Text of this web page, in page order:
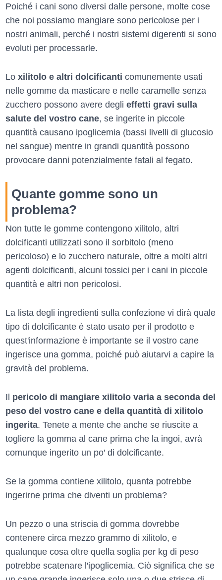
Poiché i cani sono diversi dalle persone, molte cose
che noi possiamo mangiare sono pericolose per i
nostri animali, perché i nostri sistemi digerenti si sono
evoluti per processarle.
Lo xilitolo e altri dolcificanti comunemente usati
nelle gomme da masticare e nelle caramelle senza
zucchero possono avere degli effetti gravi sulla
salute del vostro cane, se ingerite in piccole
quantità causano ipoglicemia (bassi livelli di glucosio
nel sangue) mentre in grandi quantità possono
provocare danni potenzialmente fatali al fegato.
Quante gomme sono un
problema?
Non tutte le gomme contengono xilitolo, altri
dolcificanti utilizzati sono il sorbitolo (meno
pericoloso) e lo zucchero naturale, oltre a molti altri
agenti dolcificanti, alcuni tossici per i cani in piccole
quantità e altri non pericolosi.
La lista degli ingredienti sulla confezione vi dirà quale
tipo di dolcificante è stato usato per il prodotto e
quest'informazione è importante se il vostro cane
ingerisce una gomma, poiché può aiutarvi a capire la
gravità del problema.
Il pericolo di mangiare xilitolo varia a seconda del
peso del vostro cane e della quantità di xilitolo
ingerita. Tenete a mente che anche se riuscite a
togliere la gomma al cane prima che la ingoi, avrà
comunque ingerito un po' di dolcificante.
Se la gomma contiene xilitolo, quanta potrebbe
ingerirne prima che diventi un problema?
Un pezzo o una striscia di gomma dovrebbe
contenere circa mezzo grammo di xilitolo, e
qualunque cosa oltre quella soglia per kg di peso
potrebbe scatenare l'ipoglicemia. Ciò significa che se